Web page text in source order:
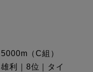
（C組）
利｜8位｜タイ